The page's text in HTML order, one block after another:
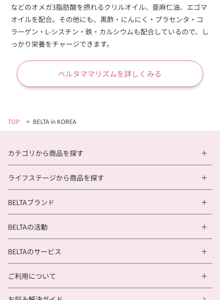
などのオメガ3脂肪酸を摂れるクリルオイル、亜麻仁油、エゴマ
オイルを配合。その他にも、黒酢・にんにく・プラセンタ・コ
ラーゲン・L-シスチン・鉄・カルシウムも配合しているので、し
っかり栄養をチャージできます。
ベルタママリズムを詳しくみる
TOP > BELTA in KOREA
カテゴリから商品を探す
ライフステージから商品を探す
BELTAブランド
BELTAの活動
BELTAのサービス
ご利用について